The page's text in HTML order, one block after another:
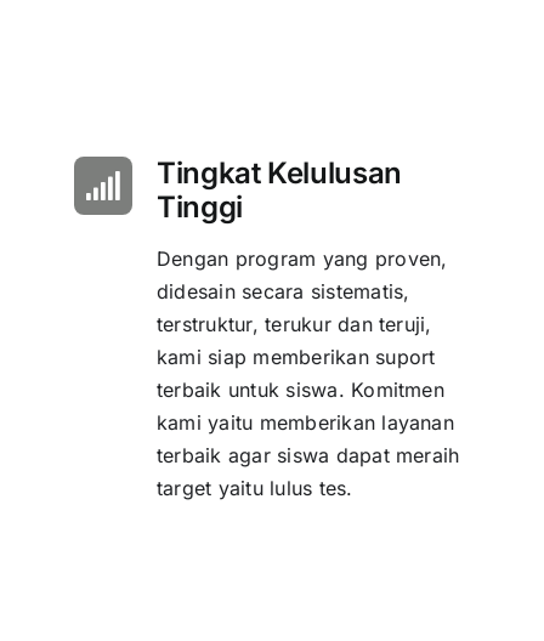
Tingkat Kelulusan
Tinggi
Dengan program yang proven,
didesain secara sistematis,
terstruktur, terukur dan teruji,
kami siap memberikan suport
terbaik untuk siswa. Komitmen
kami yaitu memberikan layanan
terbaik agar siswa dapat meraih
target yaitu lulus tes.